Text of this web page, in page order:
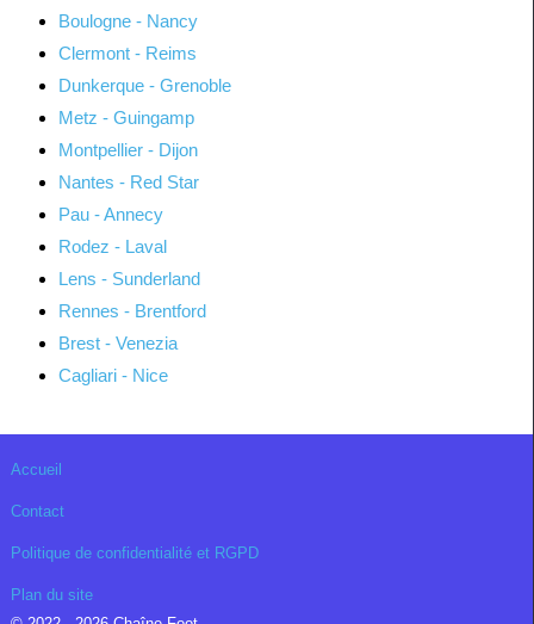
Boulogne - Nancy
Clermont - Reims
Dunkerque - Grenoble
Metz - Guingamp
Montpellier - Dijon
Nantes - Red Star
Pau - Annecy
Rodez - Laval
Lens - Sunderland
Rennes - Brentford
Brest - Venezia
Cagliari - Nice
Accueil
Contact
Politique de confidentialité et RGPD
Plan du site